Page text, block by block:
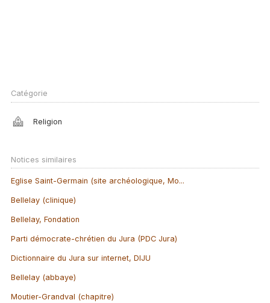
Catégorie
Religion
Notices similaires
Eglise Saint-Germain (site archéologique, Mo...
Bellelay (clinique)
Bellelay, Fondation
Parti démocrate-chrétien du Jura (PDC Jura)
Dictionnaire du Jura sur internet, DIJU
Bellelay (abbaye)
Moutier-Grandval (chapitre)